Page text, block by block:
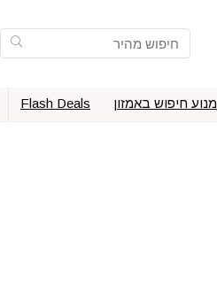
מנוע חיפוש באמזון Flash Deals